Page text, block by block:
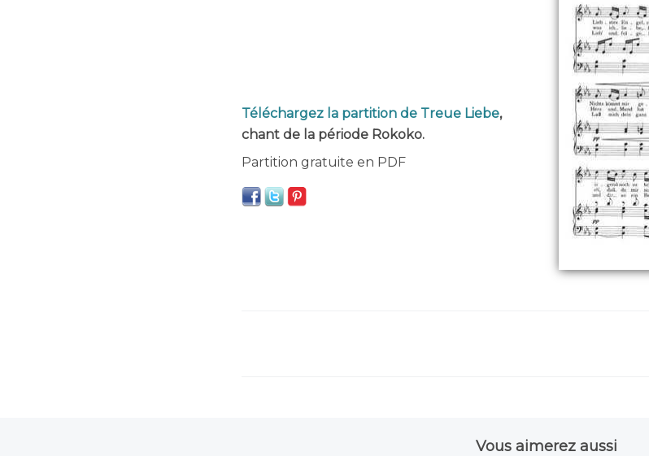
Téléchargez la partition de Treue Liebe,
chant de la période Rokoko.
Partition gratuite en PDF
Vous aimerez aussi